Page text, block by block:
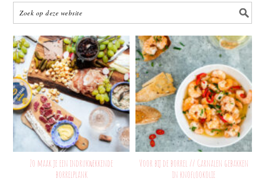
Zo maak je een indrukwekkende
borrelplank
Voor bij de borrel // Garnalen gebakken
in knoflookolie